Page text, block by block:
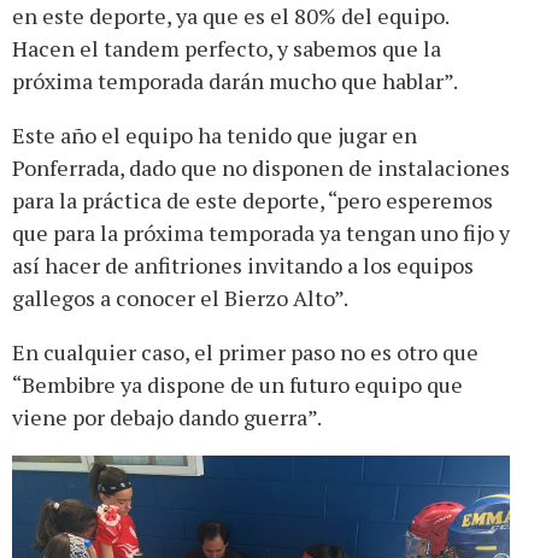
en este deporte, ya que es el 80% del equipo.
Hacen el tandem perfecto, y sabemos que la
próxima temporada darán mucho que hablar”.
Este año el equipo ha tenido que jugar en
Ponferrada, dado que no disponen de instalaciones
para la práctica de este deporte, “pero esperemos
que para la próxima temporada ya tengan uno fijo y
así hacer de anfitriones invitando a los equipos
gallegos a conocer el Bierzo Alto”.
En cualquier caso, el primer paso no es otro que
“Bembibre ya dispone de un futuro equipo que
viene por debajo dando guerra”.